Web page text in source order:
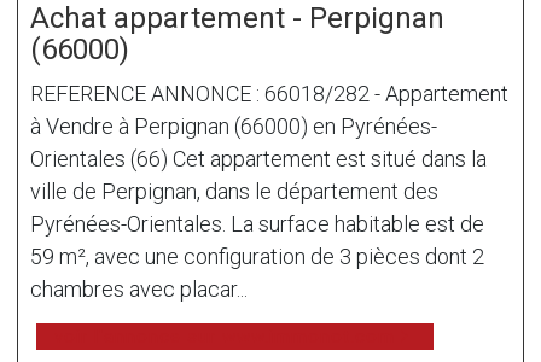
Achat appartement - Perpignan
(66000)
REFERENCE ANNONCE : 66018/282 - Appartement
à Vendre à Perpignan (66000) en Pyrénées-
Orientales (66) Cet appartement est situé dans la
ville de Perpignan, dans le département des
Pyrénées-Orientales. La surface habitable est de
59 m², avec une configuration de 3 pièces dont 2
chambres avec placar...